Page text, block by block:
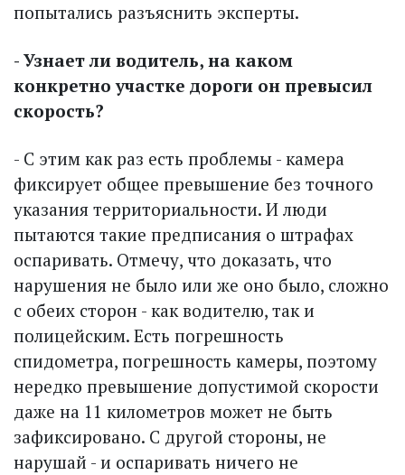
попытались разъяснить эксперты.
- Узнает ли водитель, на каком
конкретно участке дороги он превысил
скорость?
- С этим как раз есть проблемы - камера
фиксирует общее превышение без точного
указания территориальности. И люди
пытаются такие предписания о штрафах
оспаривать. Отмечу, что доказать, что
нарушения не было или же оно было, сложно
с обеих сторон - как водителю, так и
полицейским. Есть погрешность
спидометра, погрешность камеры, поэтому
нередко превышение допустимой скорости
даже на 11 километров может не быть
зафиксировано. С другой стороны, не
нарушай - и оспаривать ничего не